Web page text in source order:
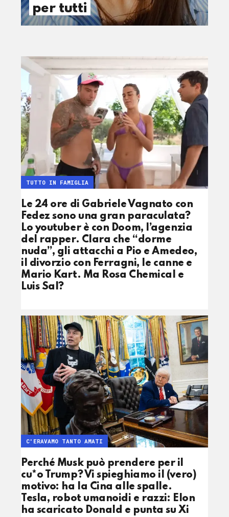
per tutti
Le 24 ore di Gabriele Vagnato con
Fedez sono una gran paraculata?
Lo youtuber è con Doom, l’agenzia
del rapper. Clara che “dorme
nuda”, gli attacchi a Pio e Amedeo,
il divorzio con Ferragni, le canne e
Mario Kart. Ma Rosa Chemical e
Luis Sal?
TUTTO IN FAMIGLIA
Perché Musk può prendere per il
cu*o Trump? Vi spieghiamo il (vero)
motivo: ha la Cina alle spalle.
Tesla, robot umanoidi e razzi: Elon
ha scaricato Donald e punta su Xi
C'ERAVAMO TANTO AMATI